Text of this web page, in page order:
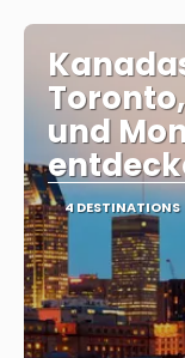
und
4 DESTINATIONS